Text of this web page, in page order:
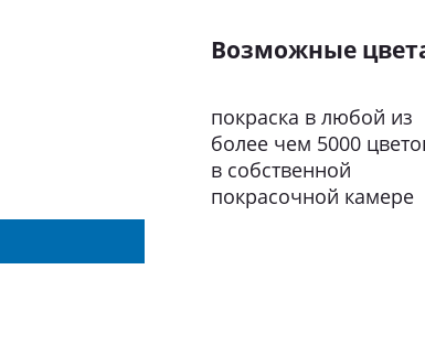
Возможные
покраска в любой из
более чем 5000
в собственной
покрасочной камере